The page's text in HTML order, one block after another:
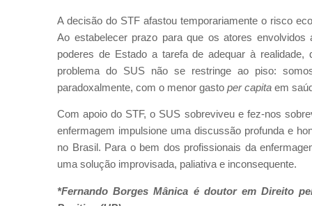
A decisão do STF afastou temporariamente o risco
Ao estabelecer prazo para que os atores
poderes de Estado a tarefa de adequar à
problema do SUS não se restringe ao piso:
paradoxalmente, com o menor gasto per capita em
Com apoio do STF, o SUS sobreviveu e fez-nos
enfermagem impulsione uma discussão profunda e
no Brasil. Para o bem dos profissionais da
uma solução improvisada, paliativa e inconsequente.
*Fernando Borges Mânica é doutor em Direito